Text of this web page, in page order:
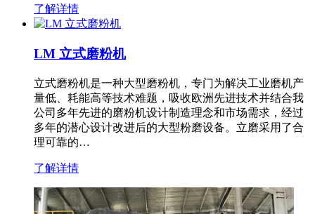
了解详情
LM 立式磨粉机
立式磨粉机是一种大型磨粉机，专门为解决工业磨机产
量低、耗能高等技术难题，吸收欧洲先进技术并结合我
公司多年先进的磨粉机设计制造理念和市场需求，经过
多年的潜心设计改进后的大型粉磨设备。立磨采用了合
理可靠的…
了解详情